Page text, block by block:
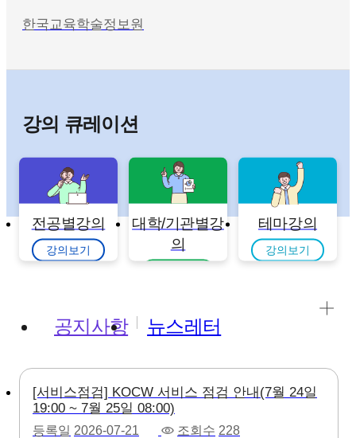
한국교육학술정보원
강의 큐레이션
전공별강의
강의보기
대학/기관별강
의
테마강의
강의보기
공지사항 뉴스레터
[서비스점검] KOCW 서비스 점검 안내(7월 24일
19:00 ~ 7월 25일 08:00)
등록일 2026-07-21 조회수 228